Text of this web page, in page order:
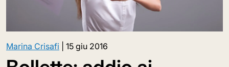
Marina Crisafi 15 giu 2016